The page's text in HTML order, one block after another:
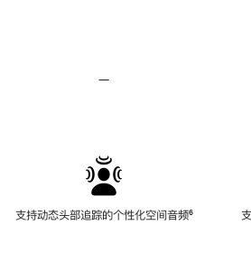
—
适
应
音
频
支持动态头部追踪的个性化空间音频脚
⁶